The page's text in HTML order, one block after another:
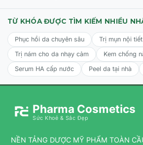
TỪ KHÓA ĐƯỢC TÌM KIẾM NHIỀU
Phục hồi da chuyên sâu
Trị mụn nội tiết
Trị nám cho da nhạy cảm
Kem chống
Serum HA cấp nước
Peel da tại nhà
Pharma Cosmetics
Sức Khoẻ & Sắc Đẹp
NỀN TẢNG DƯỢC MỸ PHẨM TOÀN